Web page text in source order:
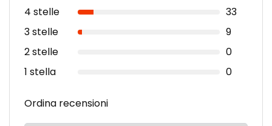
4 stelle
33
3 stelle
9
2 stelle
0
1 stella
0
Ordina recensioni